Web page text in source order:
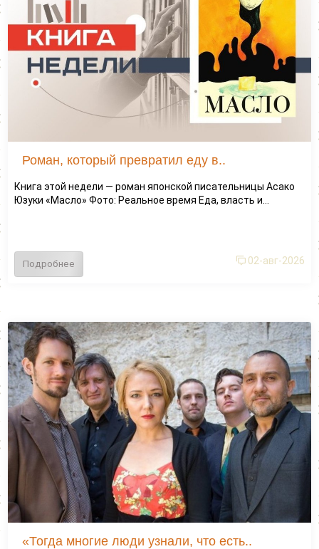
Роман, который превратил еду в..
Книга этой недели — роман японской писательницы Асако
Юзуки «Масло» Фото: Реальное время Еда, власть и...
Подробнее 02-авг-2026
«Тогда многие люди узнали, что есть..